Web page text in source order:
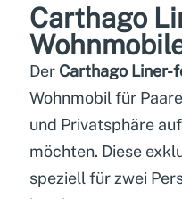
Carthago
Der Carthago Liner-
Wohnmobil für
und Privatsphäre
möchten. Diese
speziell für zwei